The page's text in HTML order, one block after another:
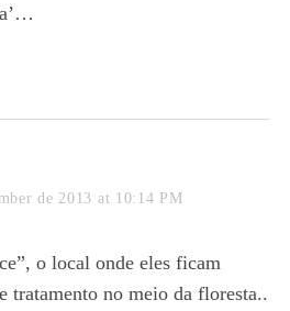
de 2013 at 10:14 PM
o local onde eles ficam
tratamento no meio da floresta..